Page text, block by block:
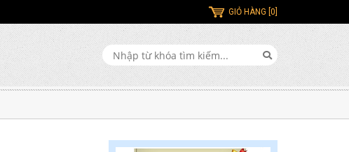
GIỎ HÀNG [0]